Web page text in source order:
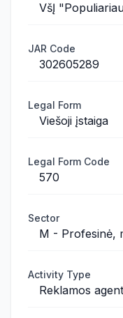
VšĮ
JAR Code
302605289
Legal Form
Viešoji įstaiga
Legal Form Code
570
Sector
M - Profesinė,
Activity Type
Reklamos